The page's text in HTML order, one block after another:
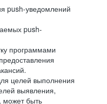
push-уведомлений
push-
программами
целей выполнения
выявления,
может быть